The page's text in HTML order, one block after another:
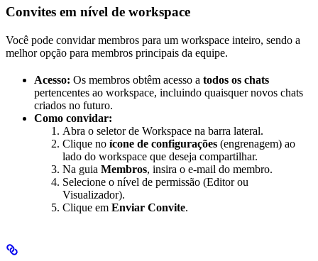
Convites em nível de workspace
Você pode convidar membros para um workspace inteiro, sendo a
melhor opção para membros principais da equipe.
Acesso: Os membros obtêm acesso a todos os chats
pertencentes ao workspace, incluindo quaisquer novos chats
criados no futuro.
Como convidar:
Abra o seletor de Workspace na barra lateral.
Clique no ícone de configurações (engrenagem) ao
lado do workspace que deseja compartilhar.
Na guia Membros, insira o e-mail do membro.
Selecione o nível de permissão (Editor ou
Visualizador).
Clique em Enviar Convite.